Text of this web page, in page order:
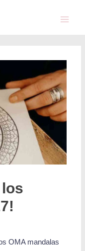
OMA mandalas